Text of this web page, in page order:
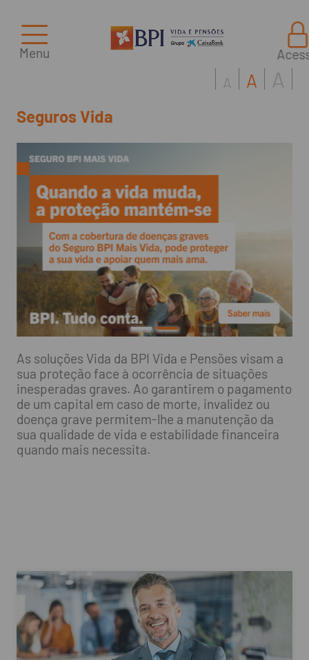
Menu
Seguros Vida
A A A
As soluções Vida da BPI Vida e Pensões visam a
sua proteção face à ocorrência de situações
inesperadas graves. Ao garantirem o pagamento
de um capital em caso de morte, invalidez ou
doença grave permitem-lhe a manutenção da
sua qualidade de vida e estabilidade financeira
quando mais necessita.